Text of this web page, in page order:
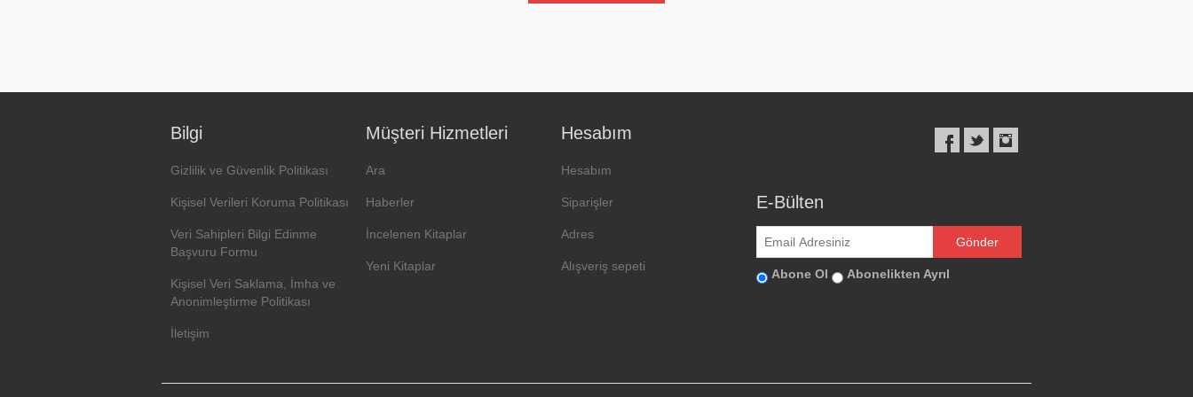
Bilgi
Gizlilik ve Güvenlik Politikası
Kişisel Verileri Koruma Politikası
Veri Sahipleri Bilgi Edinme
Başvuru Formu
Kişisel Veri Saklama, İmha ve
Anonimleştirme Politikası
İletişim
Müşteri Hizmetleri
Ara
Haberler
İncelenen Kitaplar
Yeni Kitaplar
Hesabım
Hesabım
Siparişler
Adres
Alışveriş sepeti
E-Bülten
Abone Ol Abonelikten Ayrıl